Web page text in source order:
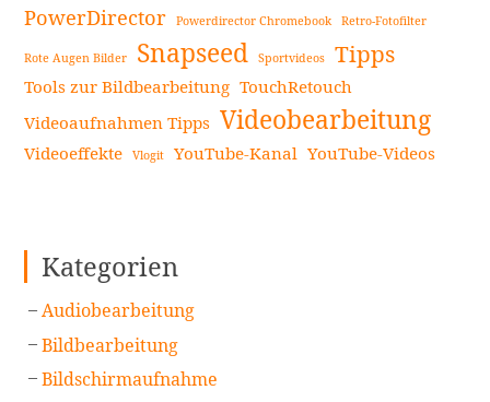
PowerDirector Powerdirector Chromebook Retro-Fotofilter
Rote Augen Bilder Snapseed Sportvideos Tipps
Tools zur Bildbearbeitung TouchRetouch
Videoaufnahmen Tipps Videobearbeitung
Videoeffekte Vlogit YouTube-Kanal YouTube-Videos
Kategorien
Audiobearbeitung
Bildbearbeitung
Bildschirmaufnahme